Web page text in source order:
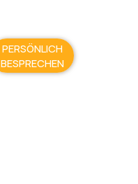
PERSÖNLICH
BESPRECHEN